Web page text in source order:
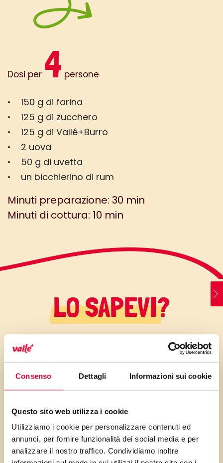
Consenso Dettagli Informazioni sui cookie
Questo sito web utilizza i cookie
Utilizziamo i cookie per personalizzare contenuti ed
annunci, per fornire funzionalità dei social media e per
analizzare il nostro traffico. Condividiamo inoltre
Dosi per 4 persone
• 150 g di farina
• 125 g di zucchero
• 125 g di Vallé+Burro
• 2 uova
• 50 g di uvetta
• un bicchierino di rum
Minuti preparazione: 30 min
Minuti di cottura: 10 min
LO SAPEVI?
preparare e perfetti per
accompagnare una tazza di te’,
merenda di bambini non
mettete il rum e sostituitelo con
succo di mela filtrato…